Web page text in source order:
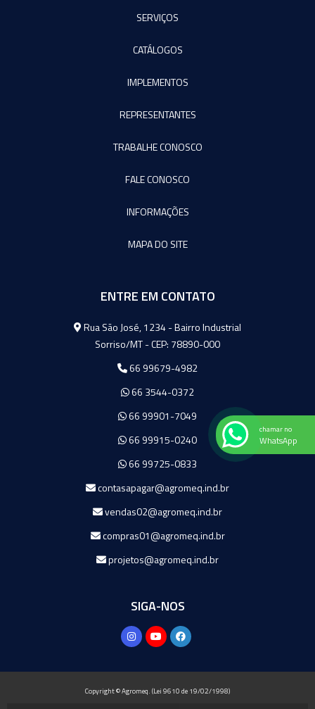
SERVIÇOS
CATÁLOGOS
IMPLEMENTOS
REPRESENTANTES
TRABALHE CONOSCO
FALE CONOSCO
INFORMAÇÕES
MAPA DO SITE
ENTRE EM CONTATO
Agromeq
Rua São José, 1234 - Bairro Industrial
Sorriso/MT - CEP: 78890-000
66 99679-4982
66 3544-0372
66 99901-7049
66 99915-0240
66 99725-0833
contasapagar@agromeq.ind.br
vendas02@agromeq.ind.br
compras01@agromeq.ind.br
projetos@agromeq.ind.br
SIGA-NOS
Copyright © Agromeq. (Lei 9610 de 19/02/1998)
chamar no
WhatsApp